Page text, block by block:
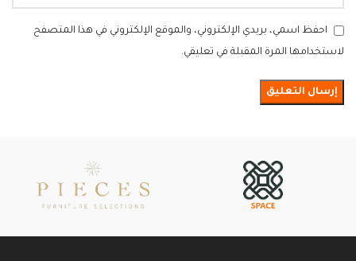
احفظ اسمي، بريدي الإلكتروني، والموقع الإلكتروني في هذا المتصفح
لاستخدامها المرة المقبلة في تعليقي.